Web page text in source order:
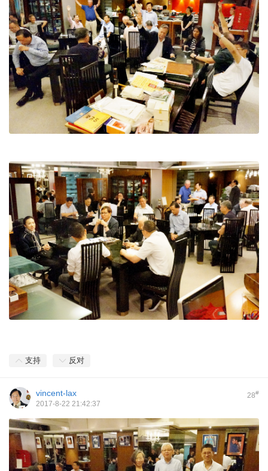
支持 反对
28#
vincent-lax
2017-8-22 21:42:37